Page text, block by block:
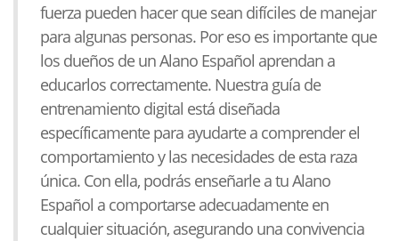
fuerza pueden hacer que sean difíciles de manejar
para algunas personas. Por eso es importante que
los dueños de un Alano Español aprendan a
educarlos correctamente. Nuestra guía de
entrenamiento digital está diseñada
específicamente para ayudarte a comprender el
comportamiento y las necesidades de esta raza
única. Con ella, podrás enseñarle a tu Alano
Español a comportarse adecuadamente en
cualquier situación, asegurando una convivencia